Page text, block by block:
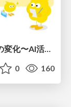
kintone開発における​ライターの役割の変化​〜AI活用を添えて〜 / Changes in the Role of Writers in Kintone Development
0 160